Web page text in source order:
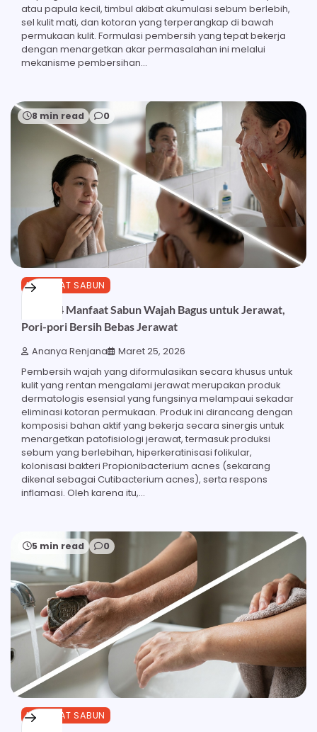
atau papula kecil, timbul akibat akumulasi sebum berlebih,
sel kulit mati, dan kotoran yang terperangkap di bawah
permukaan kulit. Formulasi pembersih yang tepat bekerja
dengan menargetkan akar permasalahan ini melalui
mekanisme pembersihan…
8 min read 0
MANFAAT SABUN
Inilah 24 Manfaat Sabun Wajah Bagus untuk Jerawat,
Pori-pori Bersih Bebas Jerawat
Ananya Renjana Maret 25, 2026
Pembersih wajah yang diformulasikan secara khusus untuk
kulit yang rentan mengalami jerawat merupakan produk
dermatologis esensial yang fungsinya melampaui sekadar
eliminasi kotoran permukaan. Produk ini dirancang dengan
komposisi bahan aktif yang bekerja secara sinergis untuk
menargetkan patofisiologi jerawat, termasuk produksi
sebum yang berlebihan, hiperkeratinisasi folikular,
kolonisasi bakteri Propionibacterium acnes (sekarang
dikenal sebagai Cutibacterium acnes), serta respons
inflamasi. Oleh karena itu,…
5 min read 0
MANFAAT SABUN